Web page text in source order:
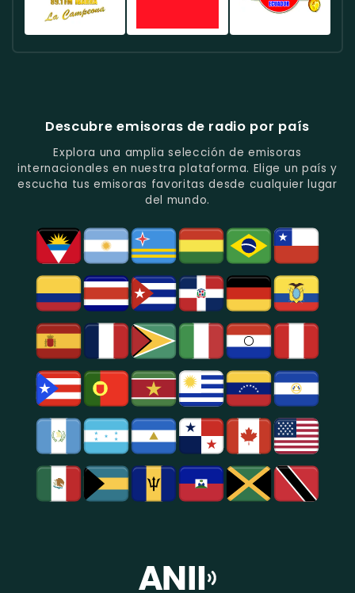
Quito.
Quito.
Música
Tropical
Y
Programas
Emisora
Con
Música
Del
Recuerdo
En
Quito.
Estación
De
Los
Deportes
En
Guayaquil.
Populares
Y
Folclore
En
Azogues.
Descubre emisoras de radio por país
Explora una amplia selección de emisoras
internacionales en nuestra plataforma. Elige un país y
escucha tus emisoras favoritas desde cualquier lugar
del mundo.